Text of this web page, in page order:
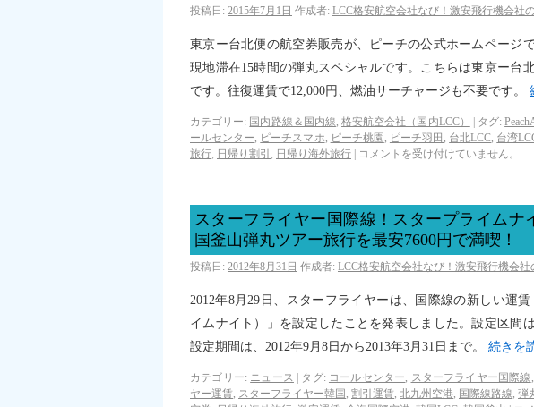
投稿日: 2015年7月1日 作成者: LCC格安航空会社なび！激安飛行機会社
東京ー台北便の航空券販売が、ピーチの公式ホームページ
現地滞在15時間の弾丸スペシャルです。こちらは東京ー台
です。往復運賃で12,000円、燃油サーチャージも不要です。
カテゴリー: 国内路線＆国内線,格安航空会社（国内LCC） タグ:
ールセンター, ピーチスマホ, ピーチ桃園 , ピーチ羽田 , 台北LCC, 台湾
旅行, 日帰り割引 , 日帰り海外旅行 コメントを受け付けていません。
スターフライヤー国際線！スタープライムナ
国釜山弾丸ツアー旅行を最安7600円で満喫！
投稿日: 2012年8月31日 作成者: LCC格安航空会社なび！激安飛行機会社
2012年8月29日、スターフライヤーは、国際線の新しい運
イムナイト）」を設定したことを発表しました。設定区間
設定期間は、2012年9月8日から2013年3月31日まで。 続きを
カテゴリー: ニュース タグ: コールセンター, スターフライヤー国際線 ,
ヤー運賃, スターフライヤー韓国 , 割引運賃, 北九州空港, 国際線路線, 弾